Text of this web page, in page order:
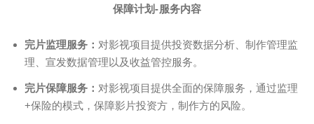
保障计划-服务内容
完片监理服务： 对影视项目提供投资数据分析、制作管理监
理、宣发数据管理以及收益管控服务。
完片保障服务： 对影视项目提供全面的保障服务，通过监理
+保险的模式，保障影片投资方，制作方的风险。